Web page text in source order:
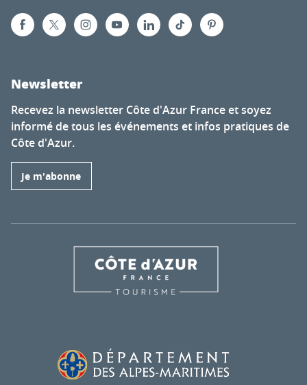
Newsletter
Recevez la newsletter Côte d'Azur France et soyez
informé de tous les événements et infos pratiques de
Côte d'Azur.
Je m'abonne